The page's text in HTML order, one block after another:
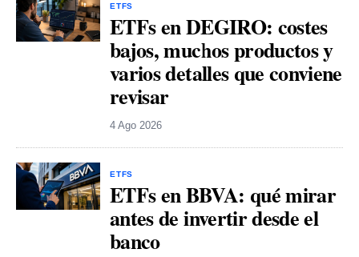
ETFS
ETFs en DEGIRO: costes
bajos, muchos productos y
varios detalles que conviene
revisar
4 Ago 2026
ETFS
ETFs en BBVA: qué mirar
antes de invertir desde el
banco